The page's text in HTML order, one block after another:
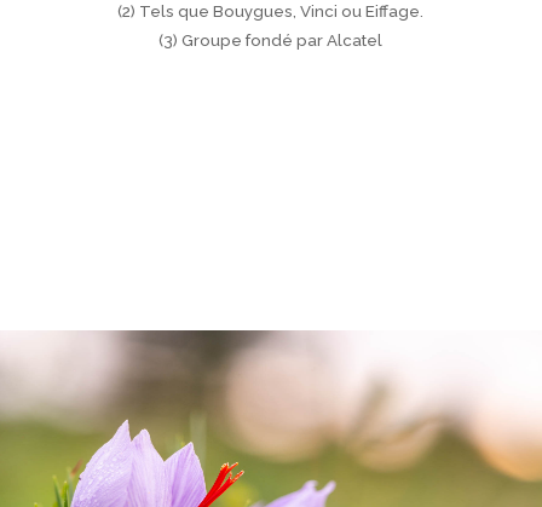
(2) Tels que Bouygues, Vinci ou Eiffage.
(3) Groupe fondé par Alcatel